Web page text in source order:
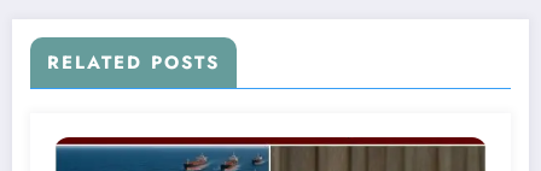
RELATED POSTS